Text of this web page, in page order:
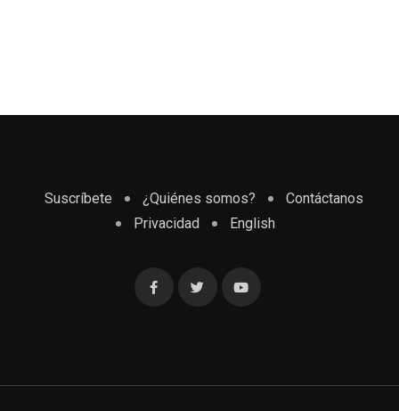
Suscríbete ¿Quiénes somos?
Contáctanos
Privacidad
English